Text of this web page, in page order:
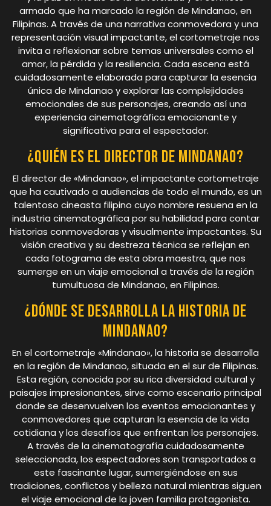
armado que ha marcado la región de Mindanao, en
Filipinas. A través de una narrativa conmovedora y una
representación visual impactante, el cortometraje nos
invita a reflexionar sobre temas universales como el
amor, la pérdida y la resiliencia. Cada escena está
cuidadosamente elaborada para capturar la esencia
única de Mindanao y explorar las complejidades
emocionales de sus personajes, creando así una
experiencia cinematográfica emocionante y
significativa para el espectador.
¿Quién es el director de Mindanao?
El director de «Mindanao», el impactante cortometraje
que ha cautivado a audiencias de todo el mundo, es un
talentoso cineasta filipino cuyo nombre resuena en la
industria cinematográfica por su habilidad para contar
historias conmovedoras y visualmente impactantes. Su
visión creativa y su destreza técnica se reflejan en
cada fotograma de esta obra maestra, que nos
sumerge en un viaje emocional a través de la región
tumultuosa de Mindanao, en Filipinas.
¿Dónde se desarrolla la historia de
Mindanao?
En el cortometraje «Mindanao», la historia se desarrolla
en la región de Mindanao, situada en el sur de Filipinas.
Esta región, conocida por su rica diversidad cultural y
paisajes impresionantes, sirve como escenario principal
donde se desenvuelven los eventos emocionantes y
conmovedores que capturan la esencia de la vida
cotidiana y los desafíos que enfrentan los personajes.
A través de la cinematografía cuidadosamente
seleccionada, los espectadores son transportados a
este fascinante lugar, sumergiéndose en sus
tradiciones, conflictos y belleza natural mientras siguen
el viaje emocional de la joven familia protagonista.